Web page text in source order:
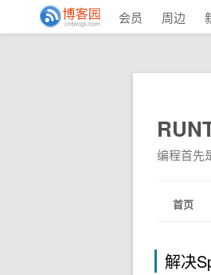
会员 周边
编程首先
首页
解决